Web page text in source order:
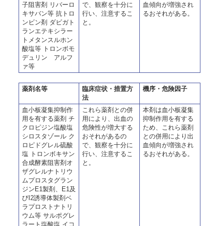
子阻害剤 リバーロ
キサバン等 抗トロ
ンビン剤 ダビガト
ランエテキシラー
トメタンスルホン
酸塩等 トロンボモ
デュリン アルフ
ァ等
で、観察を十分に
行い、注意するこ
と。
血傾向が増強され
るおそれがある。
薬剤名等
臨床症状・措置方
法
機序・危険因子
血小板凝集抑制作
用を有する薬剤 チ
クロピジン塩酸塩
シロスタゾール ク
ロピドグレル硫酸
塩 トロンボキサン
合成酵素阻害剤オ
ザグレルナトリウ
ムプロスタグラン
ジンE1製剤、E1及
びI2誘導体製剤ベ
ラプロストナトリ
ウム等 サルポグレ
ラート塩酸塩 イコ
これら薬剤との併
用により、出血の
危険性が増大する
おそれがあるの
で、観察を十分に
行い、注意するこ
と。
本剤は血小板凝集
抑制作用を有する
ため、これら薬剤
との併用により出
血傾向が増強され
るおそれがある。